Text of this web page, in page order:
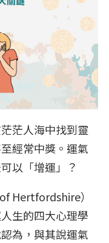
茫人海中找到靈
經常中獎。運氣
以「增運」？
Hertfordshire）
生的四大心理學
為，與其說運氣